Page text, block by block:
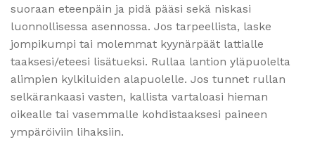
suoraan eteenpäin ja pidä pääsi sekä niskasi
luonnollisessa asennossa. Jos tarpeellista, laske
jompikumpi tai molemmat kyynärpäät lattialle
taaksesi/eteesi lisätueksi. Rullaa lantion yläpuolelta
alimpien kylkiluiden alapuolelle. Jos tunnet rullan
selkärankaasi vasten, kallista vartaloasi hieman
oikealle tai vasemmalle kohdistaaksesi paineen
ympäröiviin lihaksiin.